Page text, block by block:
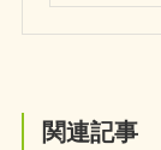
関連記事